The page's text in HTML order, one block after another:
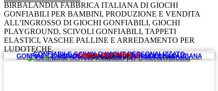
BIRBALANDIA FABBRICA ITALIANA DI GIOCHI
GONFIABILI PER BAMBINI, PRODUZIONE E VENDITA
ALL’INGROSSO DI GIOCHI GONFIABILI, GIOCHI
PLAYGROUND, SCIVOLI GONFIABILI, TAPPETI
ELASTICI, VASCHE PALLINE E ARREDAMENTO PER
LUDOTECHE.
GONFIABILE SCIVOLO REALIZZATO PER DOLCE&GABBANA
14,00 x 2,00 h 8,00
Codice: SCV YACHT 2
GONFIABILE SCIVOLO YACHT PERSONALIZZATO
6,00 x 2,00 h 8,00
Codice: SCV YACHT 0